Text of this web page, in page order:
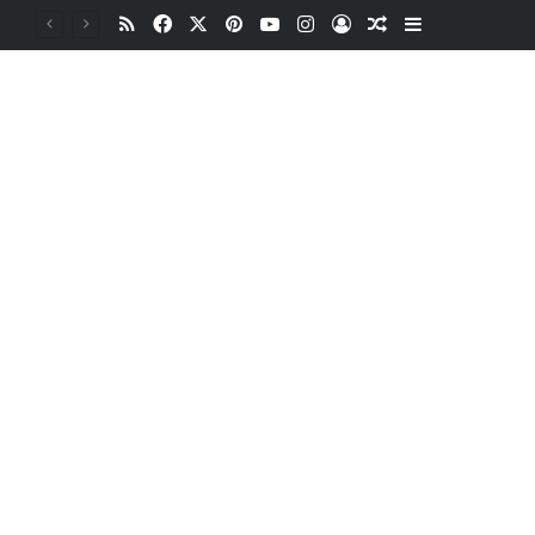
RSSFacebookPinterestYouTubeInstagramOturum aç
Rastgele Makale
Kenar